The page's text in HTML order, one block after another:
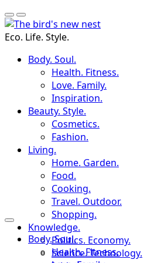
Eco. Life. Style.
Body. Soul.
Health. Fitness.
Love. Family.
Inspiration.
Beauty. Style.
Cosmetics.
Fashion.
Living.
Home. Garden.
Food.
Cooking.
Travel. Outdoor.
Shopping.
Knowledge.
Politics. Economy.
Science. Technology.
Body. Soul.
Health. Fitness.